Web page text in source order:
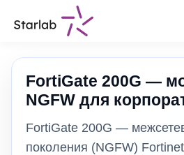
FortiGate 200G —
NGFW для
FortiGate 200G —
поколения (NGFW)